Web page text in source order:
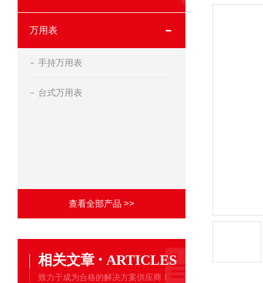
万用表
手持万用表
台式万用表
查看全部产品 >>
相关文章 · ARTICLES
致力于成为合格的解决方案供应商！